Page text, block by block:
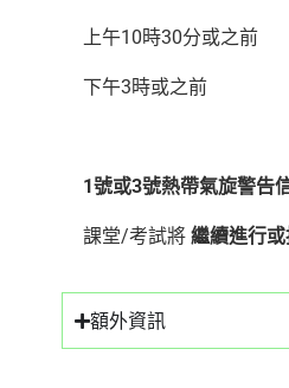
上午10時30分或之前
下午3時或之前
1號或3號熱帶氣旋警告
課堂/考試將 繼續進行
額外資訊